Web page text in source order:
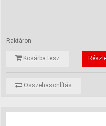
Raktáron
Kosárba tesz
Összehasonlítás